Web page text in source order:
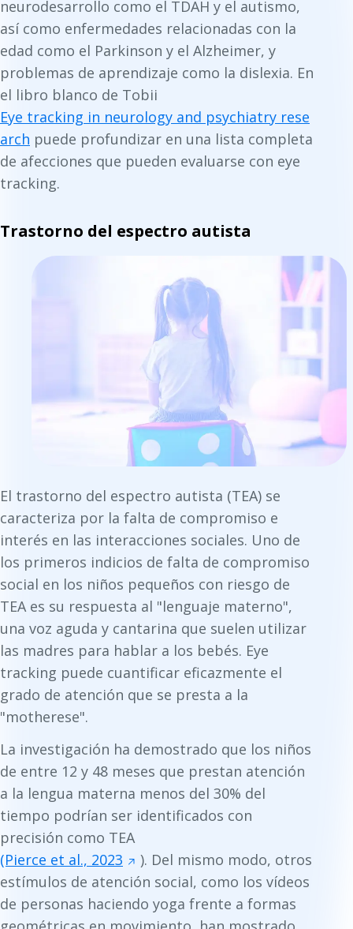
neurodesarrollo como el TDAH y el autismo,
así como enfermedades relacionadas con la
edad como el Parkinson y el Alzheimer, y
problemas de aprendizaje como la dislexia. En
el libro blanco de Tobii
Eye tracking in neurology and psychiatry rese
arch puede profundizar en una lista completa
de afecciones que pueden evaluarse con eye
tracking.
Trastorno del espectro autista
El trastorno del espectro autista (TEA) se
caracteriza por la falta de compromiso e
interés en las interacciones sociales. Uno de
los primeros indicios de falta de compromiso
social en los niños pequeños con riesgo de
TEA es su respuesta al "lenguaje materno",
una voz aguda y cantarina que suelen utilizar
las madres para hablar a los bebés. Eye
tracking puede cuantificar eficazmente el
grado de atención que se presta a la
"motherese".
La investigación ha demostrado que los niños
de entre 12 y 48 meses que prestan atención
a la lengua materna menos del 30% del
tiempo podrían ser identificados con
precisión como TEA
(Pierce et al., 2023
). Del mismo modo, otros
estímulos de atención social, como los vídeos
de personas haciendo yoga frente a formas